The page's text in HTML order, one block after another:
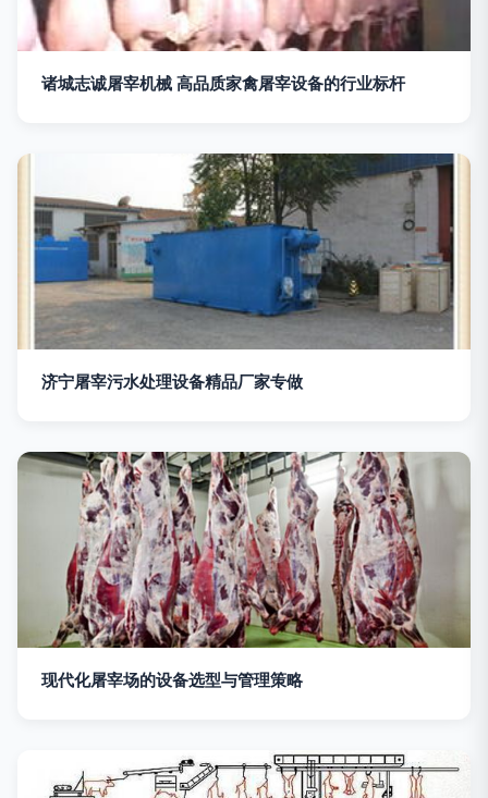
诸城志诚屠宰机械 高品质家禽屠宰设备的行业标杆
济宁屠宰污水处理设备精品厂家专做
现代化屠宰场的设备选型与管理策略